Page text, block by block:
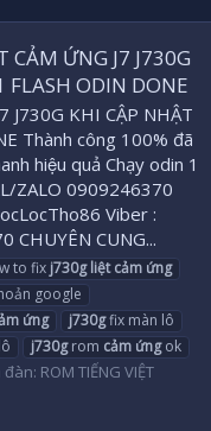
CẢM ỨNG J7 J730G
FLASH ODIN DONE
J730G KHI CẬP NHẬT
Thành công 100% đã
hiệu quả Chạy odin 1
ZALO 0909246370
Viber :
CHUYÊN CUNG...
to fix j730g liệt cảm ứng
google
ứng j730gfix màn lô
j730grom cảm ứngok
đàn: ROM TIẾNG VIỆT